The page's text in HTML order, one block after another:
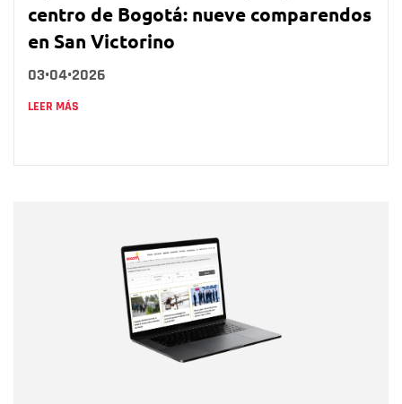
centro de Bogotá: nueve comparendos
en San Victorino
03•04•2026
LEER MÁS
Correo electrónico
Tipo de comentario